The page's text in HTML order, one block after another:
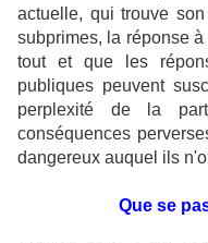
actuelle, qui trouve
subprimes, la réponse
tout et que les
publiques peuvent
perplexité de la
conséquences
dangereux auquel ils
Que se